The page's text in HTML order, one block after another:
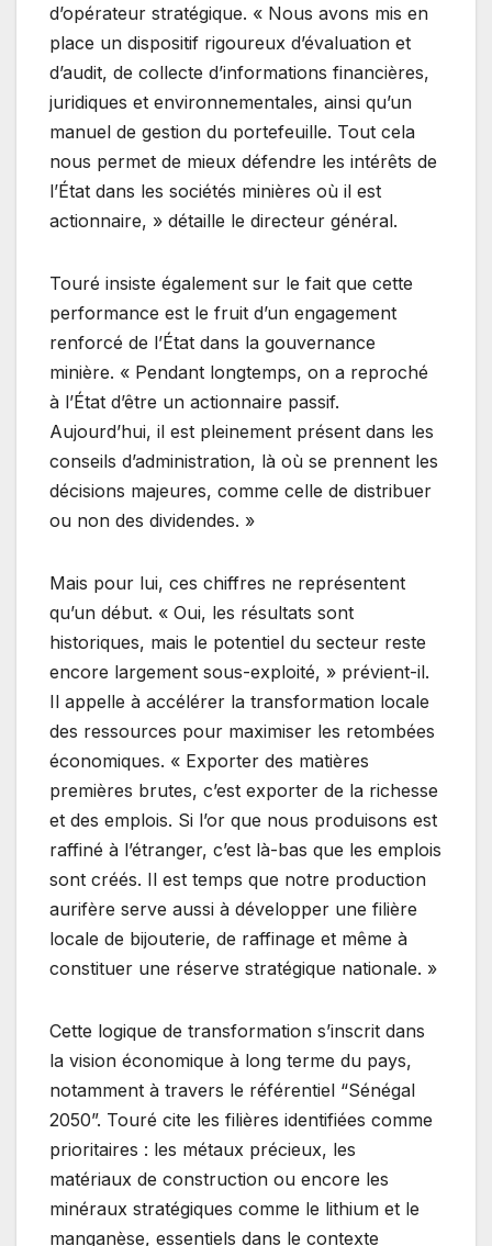
d’opérateur stratégique. « Nous avons mis en
place un dispositif rigoureux d’évaluation et
d’audit, de collecte d’informations financières,
juridiques et environnementales, ainsi qu’un
manuel de gestion du portefeuille. Tout cela
nous permet de mieux défendre les intérêts de
l’État dans les sociétés minières où il est
actionnaire, » détaille le directeur général.
Touré insiste également sur le fait que cette
performance est le fruit d’un engagement
renforcé de l’État dans la gouvernance
minière. « Pendant longtemps, on a reproché
à l’État d’être un actionnaire passif.
Aujourd’hui, il est pleinement présent dans les
conseils d’administration, là où se prennent les
décisions majeures, comme celle de distribuer
ou non des dividendes. »
Mais pour lui, ces chiffres ne représentent
qu’un début. « Oui, les résultats sont
historiques, mais le potentiel du secteur reste
encore largement sous-exploité, » prévient-il.
Il appelle à accélérer la transformation locale
des ressources pour maximiser les retombées
économiques. « Exporter des matières
premières brutes, c’est exporter de la richesse
et des emplois. Si l’or que nous produisons est
raffiné à l’étranger, c’est là-bas que les emplois
sont créés. Il est temps que notre production
aurifère serve aussi à développer une filière
locale de bijouterie, de raffinage et même à
constituer une réserve stratégique nationale. »
Cette logique de transformation s’inscrit dans
la vision économique à long terme du pays,
notamment à travers le référentiel “Sénégal
2050”. Touré cite les filières identifiées comme
prioritaires : les métaux précieux, les
matériaux de construction ou encore les
minéraux stratégiques comme le lithium et le
manganèse, essentiels dans le contexte